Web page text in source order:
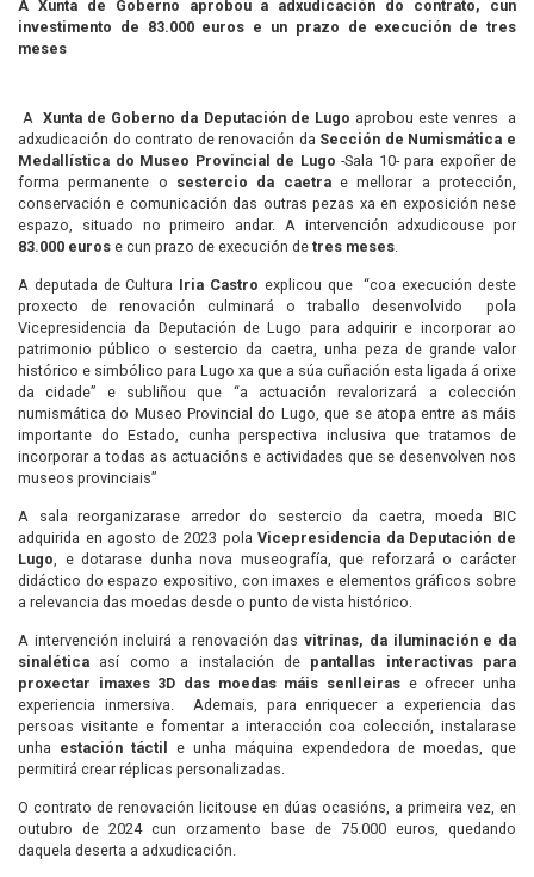
A Xunta de Goberno aprobou a adxudicación do contrato, cun
investimento de 83.000 euros e un prazo de execución de tres
meses
AXunta de Goberno da Deputación de Lugo aprobou este venres a
adxudicación do contrato de renovación da Sección de Numismática e
Medallística do Museo Provincial de Lugo -Sala 10- para expoñer de
forma permanente o sestercio da caetrae mellorar a protección,
conservación e comunicación das outras pezas xa en exposición nese
espazo, situado no primeiro andar. A intervención adxudicouse por
83.000 euros e cun prazo de execución de tres meses
A deputada de Cultura Iria Castro explicou que “coa execución deste
proxecto de renovación culminará o traballo desenvolvido pola
Vicepresidencia da Deputación de Lugo para adquirir e incorporar ao
patrimonio público o sestercio da caetra, unha peza de grande valor
histórico e simbólico para Lugo xa que a súa cuñación esta ligada á orixe
da cidade” e subliñou que “a actuación revalorizará a colección
numismática do Museo Provincial do Lugo, que se atopa entre as máis
importante do Estado, cunha perspectiva inclusiva que tratamos de
incorporar a todas as actuacións e actividades que se desenvolven nos
museos provinciais”
A sala reorganizarase arredor do sestercio da caetra, moeda BIC
adquirida en agosto de 2023 polaVicepresidencia da Deputación de
Lugo , e dotarase dunha nova museografía, que reforzará o carácter
didáctico do espazo expositivo, con imaxes e elementos gráficos sobre
a relevancia das moedas desde o punto de vista histórico.
A intervención incluirá a renovación dasvitrinas, da iluminación e da
sinalética así como a instalación de pantallas interactivas
para
proxectar imaxes 3D das moedas máis senlleiras e ofrecer unha
experiencia inmersiva. Ademais, para enriquecer a experiencia das
persoas visitante e fomentar a interacción coa colección, instalarase
unha estación táctil e unha máquina expendedora de moedas, que
permitirá crear réplicas personalizadas.
O contrato de renovación licitouse en dúas ocasións, a primeira vez, en
outubro de 2024 cun orzamento base de 75.000 euros, quedando
daquela deserta a adxudicación.